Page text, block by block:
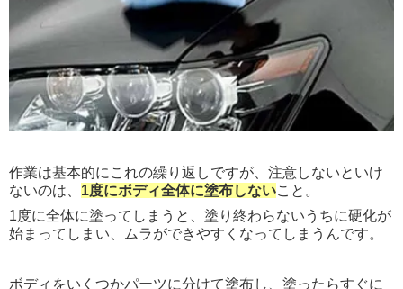
作業は基本的にこれの繰り返しですが、注意しないといけ
ないのは、 1度にボディ全体に塗布しないこと。
1度に全体に塗ってしまうと、塗り終わらないうちに硬化が
始まってしまい、ムラができやすくなってしまうんです。
ボディをいくつかパーツに分けて塗布し、塗ったらすぐに